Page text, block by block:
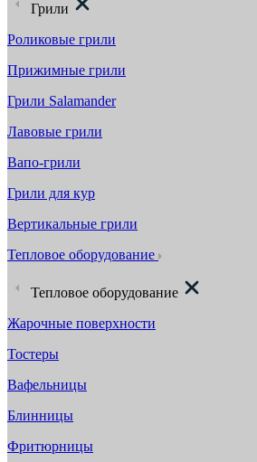
Грили
Роликовые грили
Прижимные грили
Грили Salamander
Лавовые грили
Вапо-грили
Грили для кур
Вертикальные грили
Тепловое оборудование
Тепловое оборудование
Жарочные поверхности
Тостеры
Вафельницы
Блинницы
Фритюрницы